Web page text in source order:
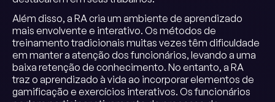
Além disso, a RA cria um ambiente de aprendizado
mais envolvente e interativo. Os métodos de
treinamento tradicionais muitas vezes têm dificuldade
em manter a atenção dos funcionários, levando a uma
baixa retenção de conhecimento. No entanto, a RA
traz o aprendizado à vida ao incorporar elementos de
gamificação e exercícios interativos. Os funcionários